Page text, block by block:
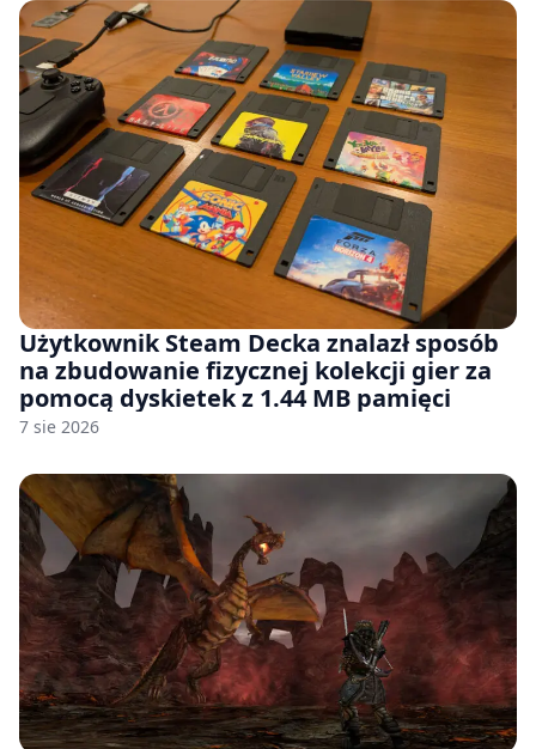
Użytkownik Steam Decka znalazł sposób
na zbudowanie fizycznej kolekcji gier za
pomocą dyskietek z 1.44 MB pamięci
7 sie 2026